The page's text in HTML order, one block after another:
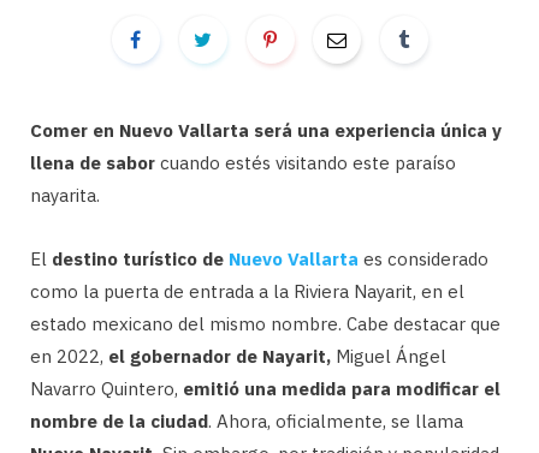
Comer en Nuevo Vallarta será una experiencia única y
llena de sabor cuando estés visitando este paraíso
nayarita.
El destino turístico de Nuevo Vallarta es considerado
como la puerta de entrada a la Riviera Nayarit, en el
estado mexicano del mismo nombre. Cabe destacar que
en 2022, el gobernador de Nayarit, Miguel Ángel
Navarro Quintero, emitió una medida para modificar el
nombre de la ciudad. Ahora, oficialmente, se llama